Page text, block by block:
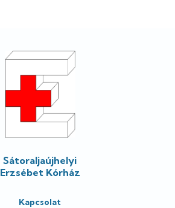
Sátoraljaújhelyi
Erzsébet Kórház
Kapcsolat